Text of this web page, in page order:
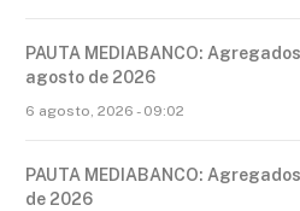
PAUTA MEDIABANCO:
agosto de 2026
6 agosto, 2026 - 09:02
PAUTA MEDIABANCO:
de 2026